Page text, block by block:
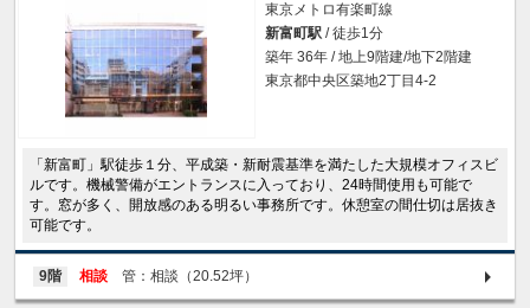
東京メトロ有楽町線
新富町駅 / 徒歩1分
築年 36年 / 地上9階建/地下2階建
東京都中央区築地2丁目4-2
「新富町」駅徒歩１分、平成築・新耐震基準を満たした大規模オフィスビ
ルです。機械警備がエントランスに入っており、24時間使用も可能で
す。窓が多く、開放感のある明るい事務所です。休憩室の間仕切は居抜き
可能です。
9階 相談 管：相談（20.52坪）